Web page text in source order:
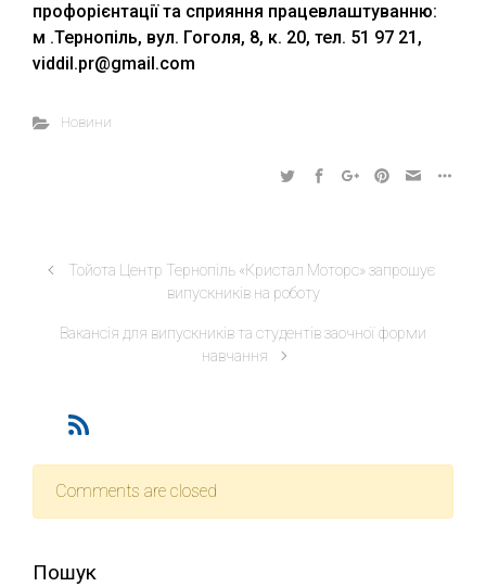
профорієнтації та сприяння працевлаштуванню:
м .Тернопіль, вул. Гоголя, 8, к. 20, тел. 51 97 21,
viddil.pr@gmail.com
Новини
Тойота Центр Тернопіль «Кристал Моторс» запрошує
випускників на роботу
Вакансія для випускників та студентів заочної форми
навчання
Comments are closed
Пошук